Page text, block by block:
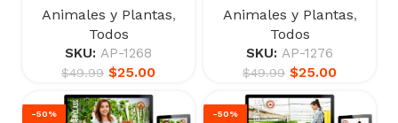
Animales y Plantas,
Todos
SKU: AP-1268
$49.99 $25.00
Animales y Plantas,
Todos
SKU: AP-1276
$49.99 $25.00
-50% -50%